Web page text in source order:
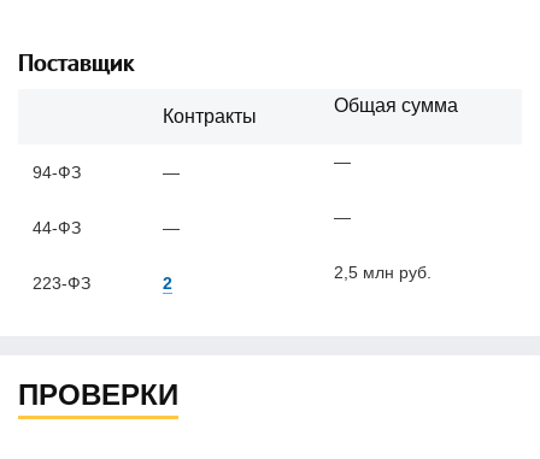
Поставщик
Контракты
Общая сумма
94-ФЗ —
—
44-ФЗ —
—
223-ФЗ 2
2,5 млн руб.
ПРОВЕРКИ